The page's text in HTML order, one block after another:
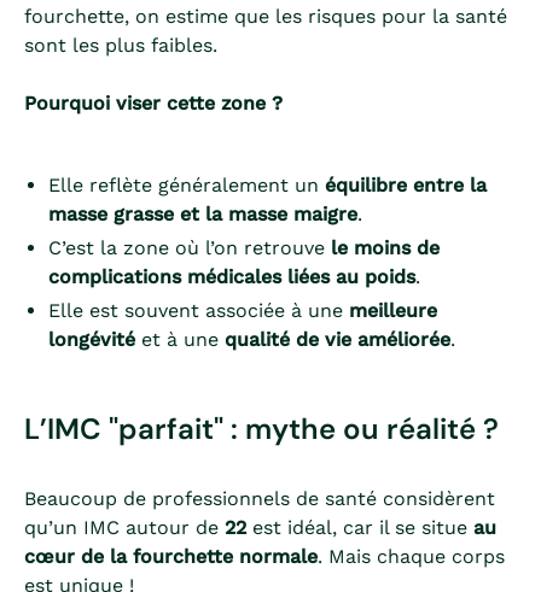
fourchette, on estime que les risques pour la santé
sont les plus faibles.
Pourquoi viser cette zone ?
Elle reflète généralement un équilibre entre la
masse grasse et la masse maigre.
C’est la zone où l’on retrouve le moins de
complications médicales liées au poids.
Elle est souvent associée à une meilleure
longévité et à une qualité de vie améliorée.
L’IMC "parfait" : mythe ou réalité ?
Beaucoup de professionnels de santé considèrent
qu’un IMC autour de 22est idéal, car il se situe au
cœur de la fourchette normale. Mais chaque corps
est unique !